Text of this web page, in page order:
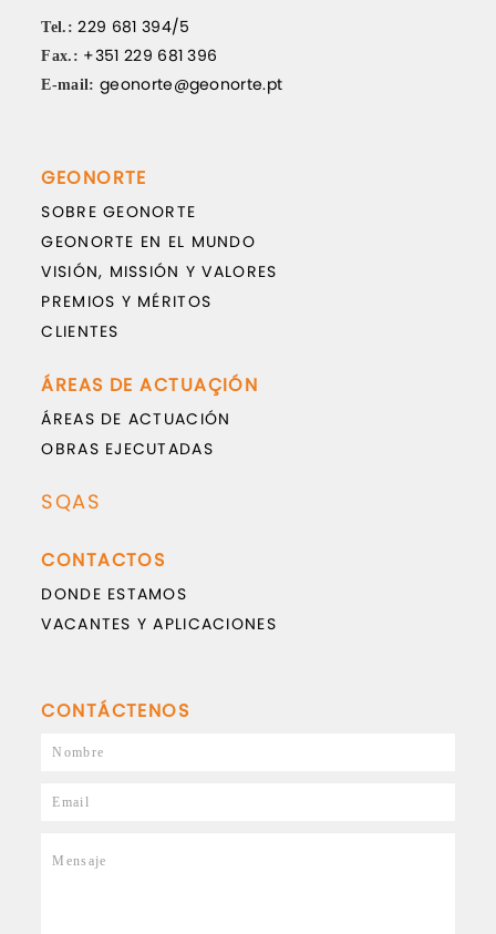
Tel.: 229 681 394/5
Fax.: +351 229 681 396
E-mail: geonorte@geonorte.pt
GEONORTE
SOBRE GEONORTE
GEONORTE EN EL MUNDO
VISIÓN, MISSIÓN Y VALORES
PREMIOS Y MÉRITOS
CLIENTES
ÁREAS DE ACTUAÇIÓN
ÁREAS DE ACTUACIÓN
OBRAS EJECUTADAS
SQAS
CONTACTOS
DONDE ESTAMOS
VACANTES Y APLICACIONES
CONTÁCTENOS